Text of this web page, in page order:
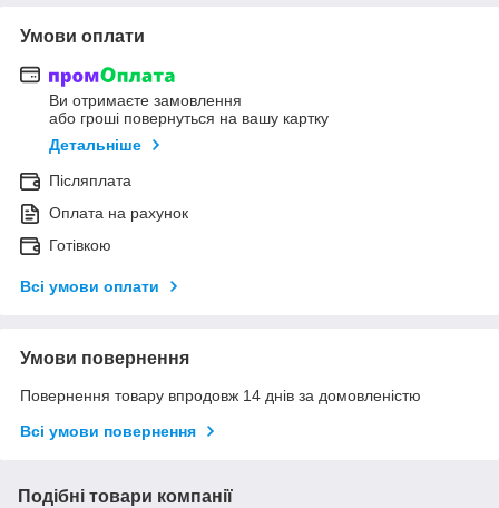
Умови оплати
Ви отримаєте замовлення
або гроші повернуться на вашу картку
Детальніше
Післяплата
Оплата на рахунок
Готівкою
Всі умови оплати
Умови повернення
Повернення товару впродовж 14 днів за домовленістю
Всі умови повернення
Подібні товари компанії